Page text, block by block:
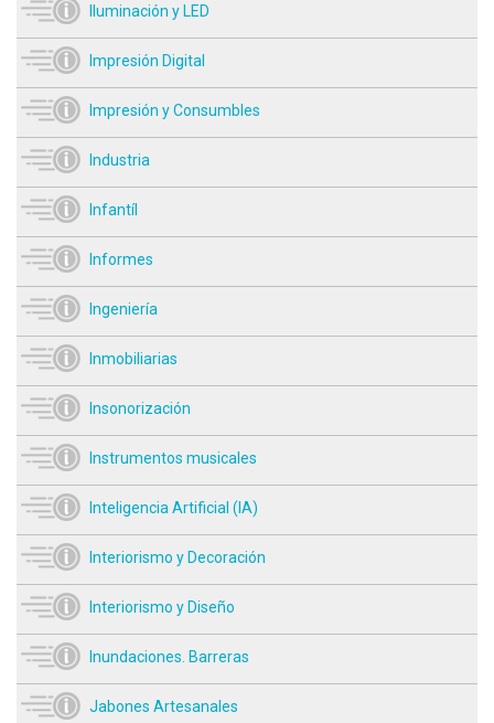
Iluminación y LED
Impresión Digital
Impresión y Consumbles
Industria
Infantíl
Informes
Ingeniería
Inmobiliarias
Insonorización
Instrumentos musicales
Inteligencia Artificial (IA)
Interiorismo y Decoración
Interiorismo y Diseño
Inundaciones. Barreras
Jabones Artesanales